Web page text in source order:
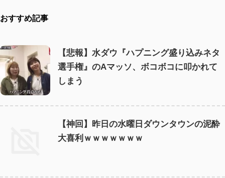
おすすめ記事
【悲報】水ダウ『ハプニング盛り込みネタ
選手権』のAマッソ、ボコボコに叩かれて
しまう
【神回】昨日の水曜日ダウンタウンの泥酔
大喜利ｗｗｗｗｗｗｗ